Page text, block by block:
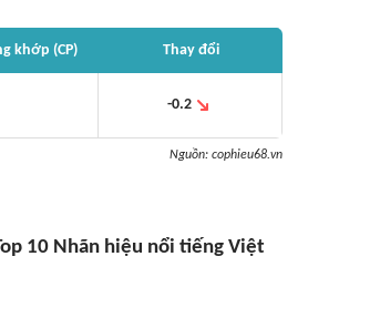
khớp (CP) Thay đổi
-0.2
Nguồn: cophieu68.vn
10 Nhãn hiệu nổi tiếng Việt